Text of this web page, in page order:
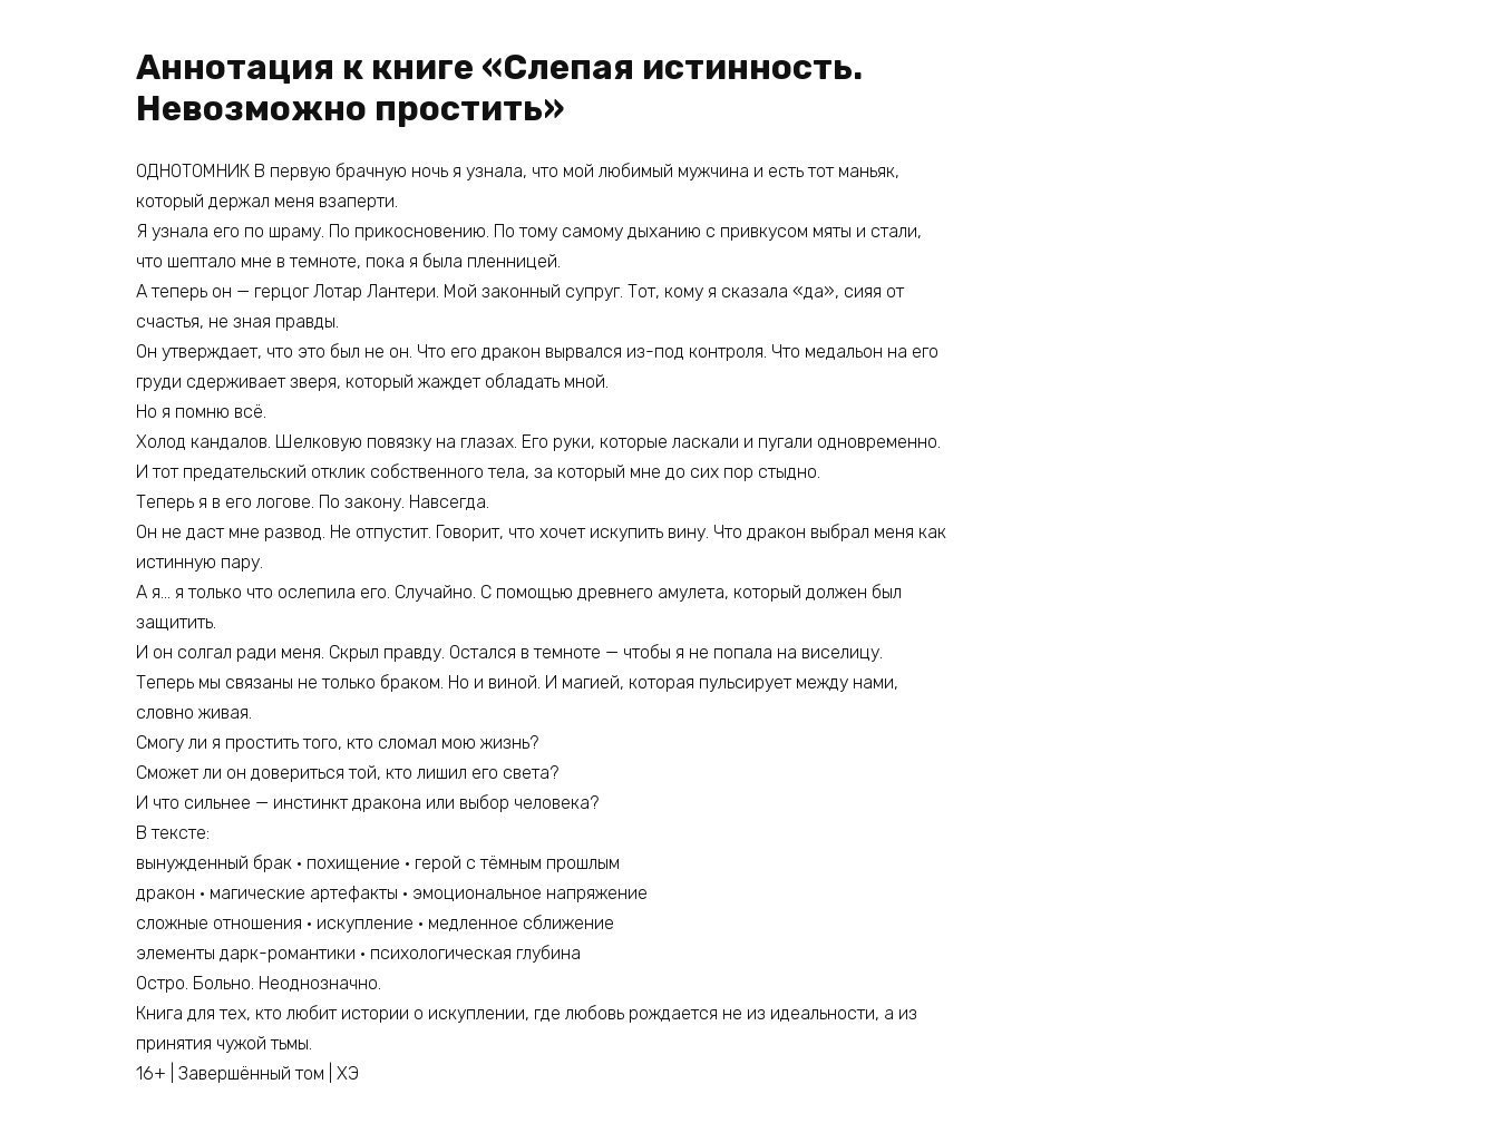
Аннотация к книге «Слепая истинность.
Невозможно простить»
ОДНОТОМНИК В первую брачную ночь я узнала, что мой любимый мужчина и есть тот маньяк,
который держал меня взаперти.
Я узнала его по шраму. По прикосновению. По тому самому дыханию с привкусом мяты и стали,
что шептало мне в темноте, пока я была пленницей.
А теперь он — герцог Лотар Лантери. Мой законный супруг. Тот, кому я сказала «да», сияя от
счастья, не зная правды.
Он утверждает, что это был не он. Что его дракон вырвался из-под контроля. Что медальон на его
груди сдерживает зверя, который жаждет обладать мной.
Но я помню всё.
Холод кандалов. Шелковую повязку на глазах. Его руки, которые ласкали и пугали одновременно.
И тот предательский отклик собственного тела, за который мне до сих пор стыдно.
Теперь я в его логове. По закону. Навсегда.
Он не даст мне развод. Не отпустит. Говорит, что хочет искупить вину. Что дракон выбрал меня как
истинную пару.
А я… я только что ослепила его. Случайно. С помощью древнего амулета, который должен был
защитить.
И он солгал ради меня. Скрыл правду. Остался в темноте — чтобы я не попала на виселицу.
Теперь мы связаны не только браком. Но и виной. И магией, которая пульсирует между нами,
словно живая.
Смогу ли я простить того, кто сломал мою жизнь?
Сможет ли он довериться той, кто лишил его света?
И что сильнее — инстинкт дракона или выбор человека?
В тексте:
вынужденный брак • похищение • герой с тёмным прошлым
дракон • магические артефакты • эмоциональное напряжение
сложные отношения • искупление • медленное сближение
элементы дарк-романтики • психологическая глубина
Остро. Больно. Неоднозначно.
Книга для тех, кто любит истории о искуплении, где любовь рождается не из идеальности, а из
принятия чужой тьмы.
16+ | Завершённый том | ХЭ